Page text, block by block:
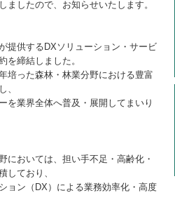
ましたので、お知らせいたします。
提供するDXソリューション・サービ
を締結しました。
培った森林・林業分野における豊富
、
を業界全体へ普及・展開してまいり
おいては、担い手不足・高齢化・
しており、
ョン（DX）による業務効率化・高度